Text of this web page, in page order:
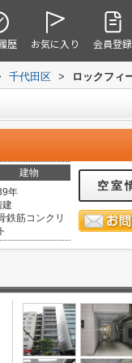
歴 お気に入り 会員登録
千代田区 > ロックフィ
建物
年
建
鉄筋コンクリ
空室